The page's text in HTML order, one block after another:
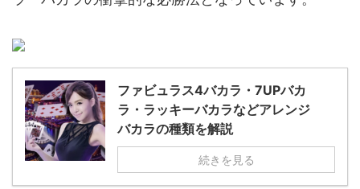
ファビュラス4バカラ・7UPバカ
ラ・ラッキーバカラなどアレンジ
バカラの種類を解説
続きを見る